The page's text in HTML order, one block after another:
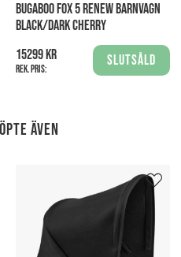
BUGABOO FOX 5 RENEW BARNVAGN
BLACK/DARK CHERRY
15299 kr
Rek. pris:
Slutsåld
även